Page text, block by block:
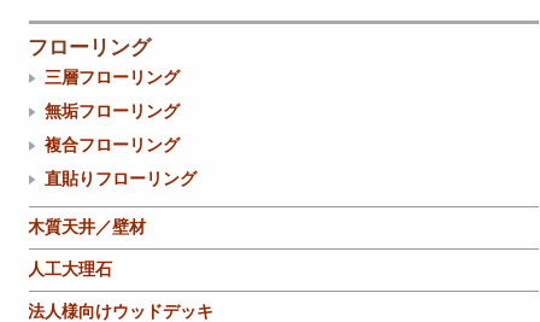
フローリング
三層フローリング
無垢フローリング
複合フローリング
直貼りフローリング
木質天井／壁材
人工大理石
法人様向けウッドデッキ